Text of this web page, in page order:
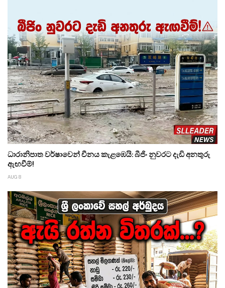
ධාරානිපාත වර්ෂාවෙන් චීනය කැළඹෙයි: බීජිං නුවරට දැඩි අනතුරු
ඇඟවීම්!
AUG 8